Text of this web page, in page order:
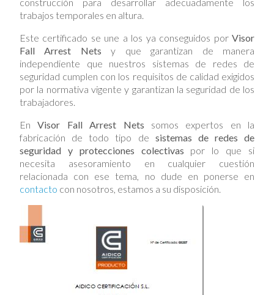
trabajos temporales en altura.
Este certificado se une a los ya conseguidos por Visor
Fall Arrest Nets y que garantizan de manera
independiente que nuestros sistemas de redes de
seguridad cumplen con los requisitos de calidad exigidos
por la normativa vigente y garantizan la seguridad de los
trabajadores.
EnVisor Fall Arrest Nets somos expertos en la
fabricación de todo tipo de sistemas de redes de
seguridad y protecciones colectivas por lo que si
necesita asesoramiento en cualquier cuestión
relacionada con ese tema, no dude en ponerse en
contacto con nosotros, estamos a su disposición.